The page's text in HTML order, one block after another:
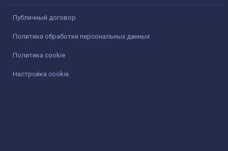
Публичный договор
Политика обработки персональных данных
Политика cookie
Настройка cookie